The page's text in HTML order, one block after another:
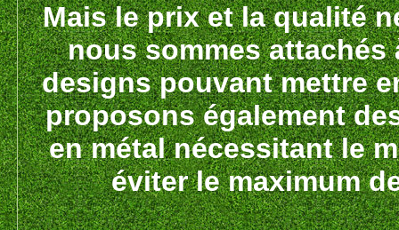
Mais le prix et la qualité
nous sommes
designs pouvant mettre
proposons également
en métal nécessitant le
éviter le maximum